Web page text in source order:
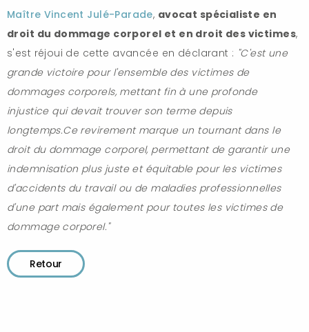
Maître Vincent Julé-Parade, avocat spécialiste en
droit du dommage corporel et en droit des victimes,
s'est réjoui de cette avancée en déclarant : "C'est une
grande victoire pour l'ensemble des victimes de
dommages corporels, mettant fin à une profonde
injustice qui devait trouver son terme depuis
longtemps.Ce revirement marque un tournant dans le
droit du dommage corporel, permettant de garantir une
indemnisation plus juste et équitable pour les victimes
d'accidents du travail ou de maladies professionnelles
d'une part mais également pour toutes les victimes de
dommage corporel."
Retour